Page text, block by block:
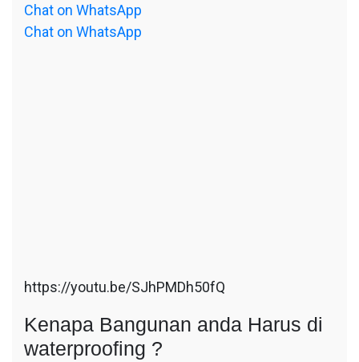
Chat on WhatsApp
Chat on WhatsApp
https://youtu.be/SJhPMDh50fQ
Kenapa Bangunan anda Harus di
waterproofing ?